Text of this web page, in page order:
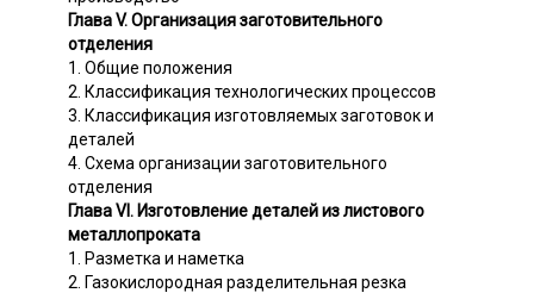
Глава V. Организация заготовительного
отделения
1. Общие положения
2. Классификация технологических процессов
3. Классификация изготовляемых заготовок и
деталей
4. Схема организации заготовительного
отделения
Глава VI. Изготовление деталей из листового
металлопроката
1. Разметка и наметка
2. Газокислородная разделительная резка